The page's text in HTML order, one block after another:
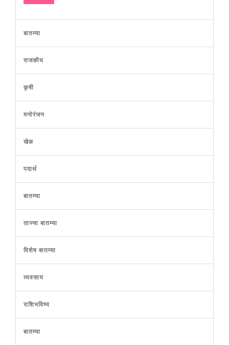
बातम्या
राजकीय
कृषी
मनोरंजन
खेळ
पदार्थ
बातम्या
ताज्या बातम्या
विशेष बातम्या
व्यवसाय
राशिभविष्य
बातम्या